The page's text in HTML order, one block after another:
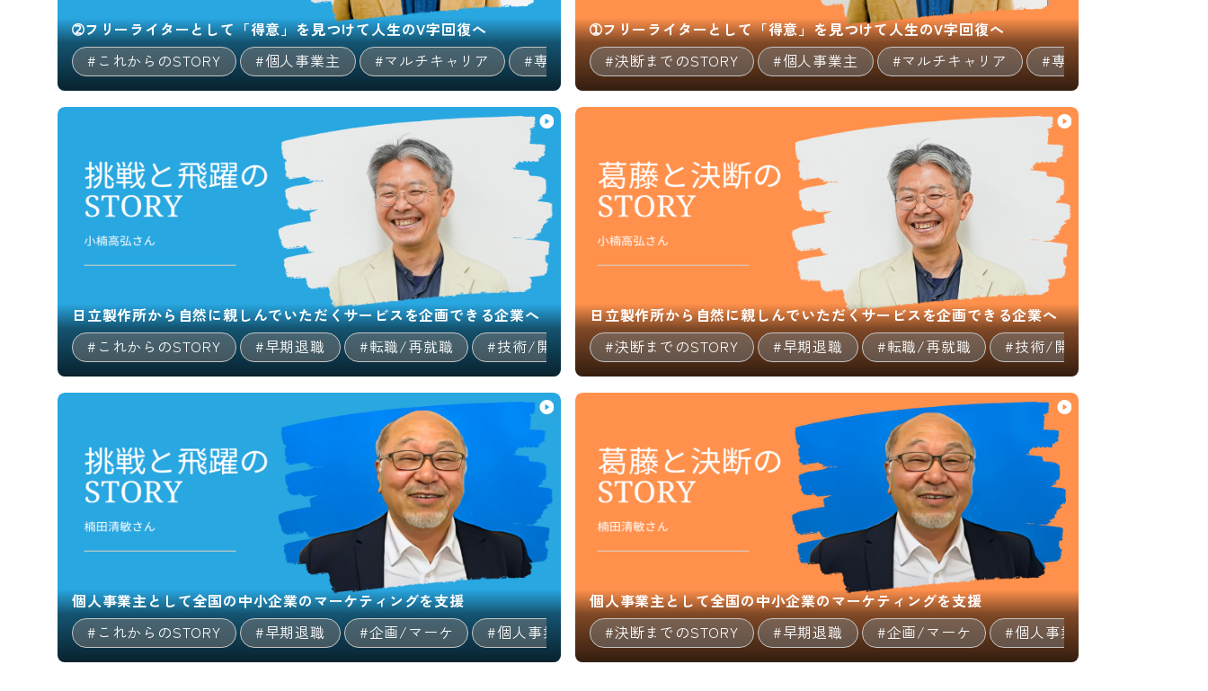
➁フリーライターとして「得意」を見つけて人生のV字回復へ
#これからのSTORY
#個人事業主 #マルチキャリア #専門職（コンサルタント等） 11:26
➀フリーライターとして「得意」を見つけて人生のV字回復へ
#決断までのSTORY
#個人事業主 #マルチキャリア #専門職（コンサルタン
日立製作所から自然に親しんでいただくサービスを企画できる企業へ
#これからのSTORY
#早期退職 #転職/再就職 #技術/開発職/エンジニア #企画/マーケ #社会貢献/NPO #マルチキャリア
日立製作所から自然に親しんでいただくサービスを企画できる企業へ
#決断までのSTORY
#早期退職 #転職/再就職 #技術/開発職/エンジニア
個人事業主として全国の中小企業のマーケティングを支援
#これからのSTORY
#早期退職 #企画/マーケ #個人事業主 #マルチキャリア #専門職（コンサルタント等） 08:59
個人事業主として全国の中小企業のマーケティングを支援
#決断までのSTORY
#早期退職 #企画/マーケ #個人事業主